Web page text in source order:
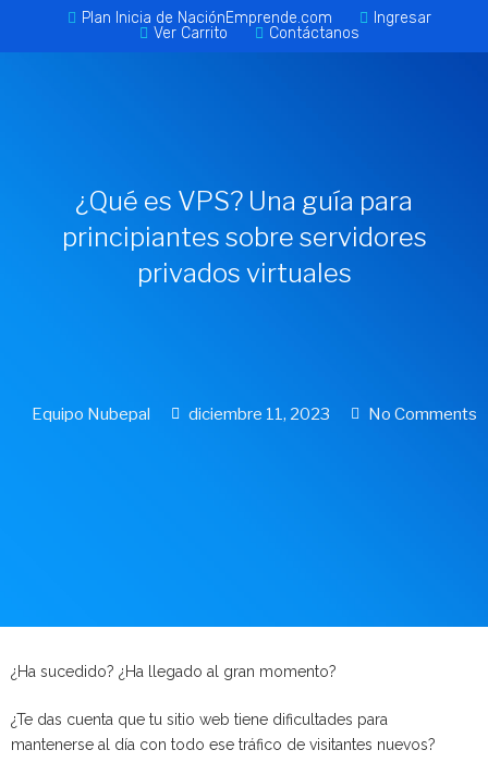
Plan Inicia de NaciónEmprende.com
Ingresar
Ver Carrito
Contáctanos
¿Qué es VPS? Una guía para
principiantes sobre servidores
privados virtuales
Equipo Nubepal diciembre 11, 2023 No Comments
¿Ha sucedido? ¿Ha llegado al gran momento?
¿Te das cuenta que tu sitio web tiene dificultades para
mantenerse al día con todo ese tráfico de visitantes nuevos?